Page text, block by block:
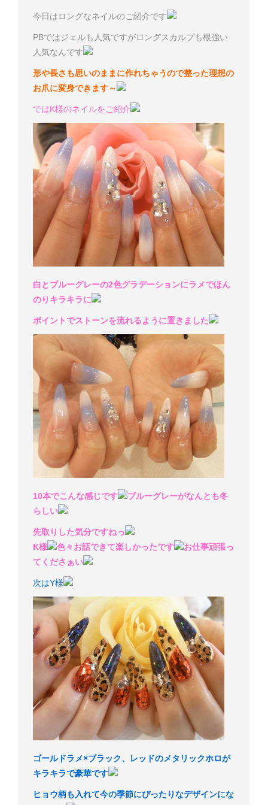
今日はロングなネイルのご紹介です
PBではジェルも人気ですがロングスカルプも根強い
人気なんです
形や長さも思いのままに作れちゃうので整った理想の
お爪に変身できます～
ではK様のネイルをご紹介
白とブルーグレーの2色グラデーションにラメでほん
のりキラキラに
ポイントでストーンを流れるように置きました
10本でこんな感じです
ブルーグレーがなんとも冬
らしい
先取りした気分ですねっ
K様
色々お話できて楽しかったです
お仕事頑張っ
てくださぁい
次はY様
ゴールドラメ×ブラック、レッドのメタリックホロが
キラキラで豪華です
ヒョウ柄も入れて今の季節にぴったりなデザインにな